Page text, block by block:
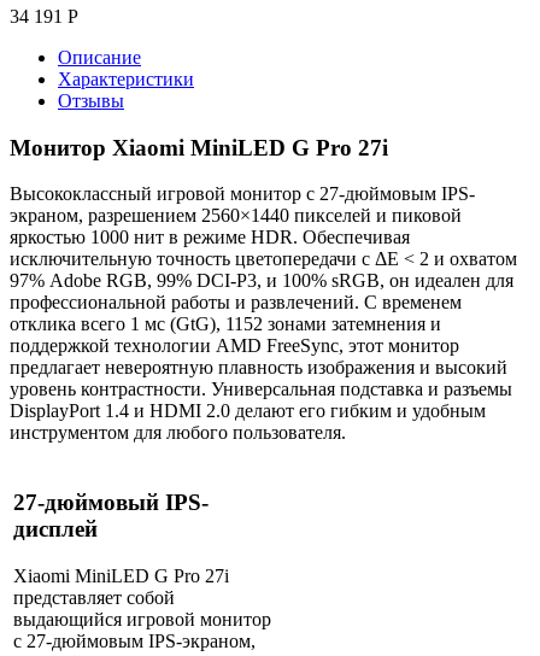
34 191 Р
Описание
Характеристики
Отзывы
Монитор Xiaomi MiniLED G Pro 27i
Высококлассный игровой монитор с 27-дюймовым IPS-
экраном, разрешением 2560×1440 пикселей и пиковой
яркостью 1000 нит в режиме HDR. Обеспечивая
исключительную точность цветопередачи с ΔE < 2 и охватом
97% Adobe RGB, 99% DCI-P3, и 100% sRGB, он идеален для
профессиональной работы и развлечений. С временем
отклика всего 1 мс (GtG), 1152 зонами затемнения и
поддержкой технологии AMD FreeSync, этот монитор
предлагает невероятную плавность изображения и высокий
уровень контрастности. Универсальная подставка и разъемы
DisplayPort 1.4 и HDMI 2.0 делают его гибким и удобным
инструментом для любого пользователя.
27-дюймовый IPS-
дисплей
Xiaomi MiniLED G Pro 27i
представляет собой
выдающийся игровой монитор
с 27-дюймовым IPS-экраном,